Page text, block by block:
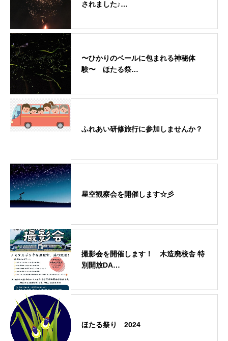
されました♪…
〜ひかりのベールに包まれる神秘体
験〜 ほたる祭…
ふれあい研修旅行に参加しませんか？
星空観察会を開催します☆彡
撮影会を開催します！ 木造廃校舎 特
別開放DA…
ほたる祭り 2024